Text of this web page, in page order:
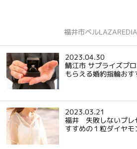
福井市ベル
2023.04.30
鯖江市 サプライズプ
もらえる婚約指輪おす
2023.03.21
福井 失敗しないプレ
すすめの１粒ダイヤ